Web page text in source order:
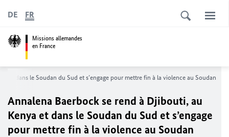
Missions allemandes
en France
DE FR
et dans le Soudan du Sud et s’engage pour mettre fin à la violence au Soudan
Annalena Baerbockse rend à Djibouti, au
Kenya et dans le Soudan du Sud et s’engage
pour mettre fin à la violence au Soudan